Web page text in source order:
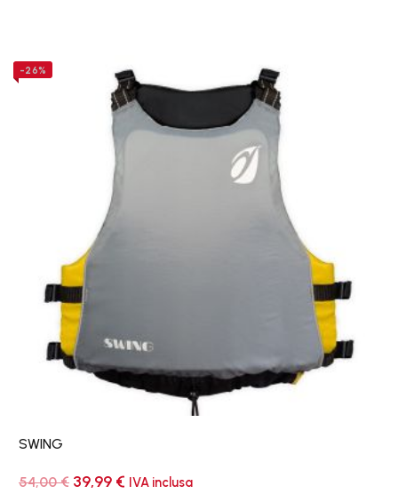
-26%
SWING
54,00€ Il
39,99 € IlIVA inclusa